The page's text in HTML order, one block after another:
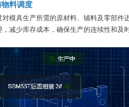
料调度
对模具生产所需的原材料、辅料及零部
，减少库存成本，确保生产的连续性和及